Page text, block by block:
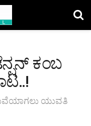
ಕಂಬ
ಯುವತಿ